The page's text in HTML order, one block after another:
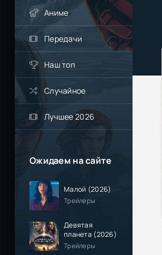
Аниме
Передачи
Наш топ
Случайное
Лучшее 2026
Ожидаем на сайте
Малой (2026)
Трейлеры
Девятая
планета (2026)
Трейлеры